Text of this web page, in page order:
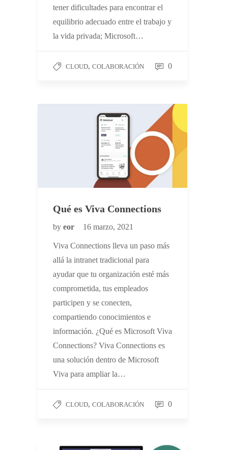
tener dificultades para encontrar el
equilibrio adecuado entre el trabajo y
la vida privada; Microsoft…
CLOUD, COLABORACIÓN 0
Qué es Viva Connections
by eor 16 marzo, 2021
Viva Connections lleva un paso más
allá la intranet tradicional para
ayudar que tu organización esté más
comprometida, tus empleados
participen y se conecten,
compartiendo conocimientos e
información. ¿Qué es Microsoft Viva
Connections? Viva Connections es
una solución dentro de Microsoft
Viva para ampliar la…
CLOUD, COLABORACIÓN 0